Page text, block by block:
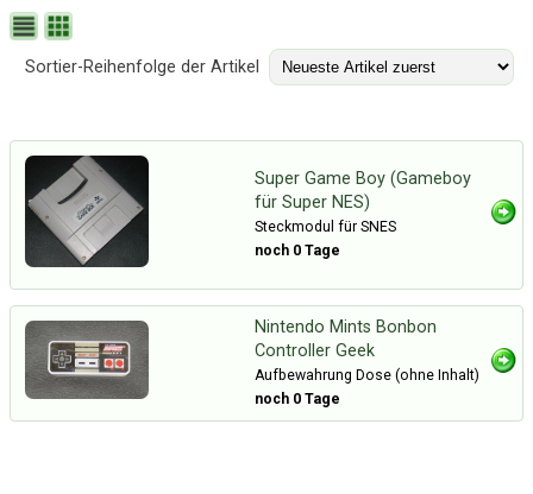
Sortier-Reihenfolge der Artikel
Super Game Boy (Gameboy
für Super NES)
Steckmodul für SNES
noch 0 Tage
Nintendo Mints Bonbon
Controller Geek
Aufbewahrung Dose (ohne Inhalt)
noch 0 Tage